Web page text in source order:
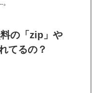
料の「zip」や
てるの？